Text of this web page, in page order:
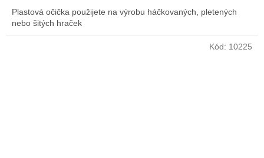
Plastová očička použijete na výrobu háčkovaných, pletených
nebo šitých hraček
Kód: 10225